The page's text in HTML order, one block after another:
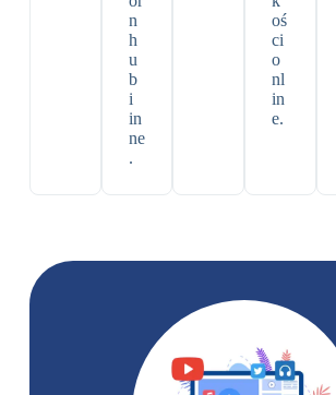
n
h
u
b
i
in
ne
.
oś
ci
o
nl
in
e.